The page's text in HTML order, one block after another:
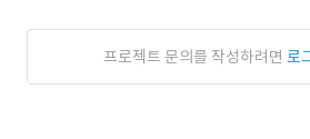
프로젝트 문의를 작성하려면 로